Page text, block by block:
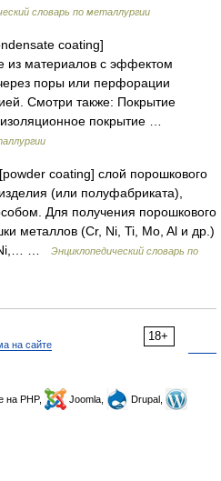
словарь по металлургии
coating]
из материалов с эффектом
поры или перфорации
Смотри также: Покрытие
покрытие …
coating] слой порошкового
(или полуфабриката),
Для получения порошкового
металлов (Cr, Ni, Ti, Mo, Al и др.)
…
Энциклопедический словарь по
18+
на сайте
на PHP, Joomla,
Drupal,